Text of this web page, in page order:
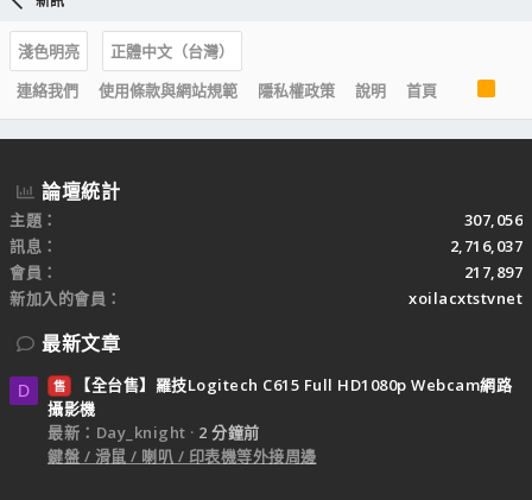
淺色明亮
正體中文（台灣）
連絡我們
使用條款與網站規範 隱私權政策 說明 首頁
R
S
S
論壇統計
主題
307,056
訊息
2,716,037
會員
217,897
新加入的會員
xoilacxtstvnet
最新文章
D 售
【全台售】羅技Logitech C615 Full HD1080p Webcam網路
攝影機
最新：Day_knight
2 分鐘前
鍵盤 / 滑鼠 / 喇叭 / 印表機等外接周邊